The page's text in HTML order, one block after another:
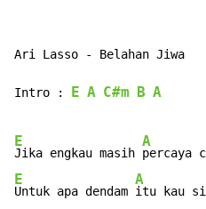
Ari Lasso - Belahan Jiwa
Intro : E A C#m B A
E
Jika engkau masih
A
E
Untuk apa dendam
A